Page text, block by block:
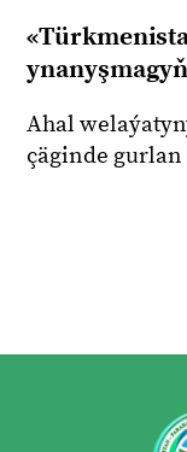
Ahal
çäginde gurlan